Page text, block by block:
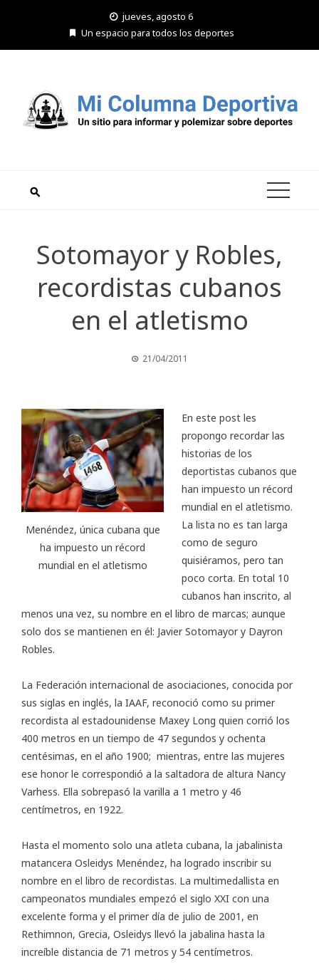
jueves, agosto 6
Un espacio para todos los deportes
Sotomayor y Robles,
recordistas cubanos
en el atletismo
21/04/2011
Menéndez, única cubana que
ha impuesto un récord
mundial en el atletismo
En este post les
propongo recordar las
historias de los
deportistas cubanos que
han impuesto un récord
mundial en el atletismo.
La lista no es tan larga
como de seguro
quisiéramos, pero tan
poco corta. En total 10
cubanos han inscrito, al
menos una vez, su nombre en el libro de marcas; aunque
solo dos se mantienen en él: Javier Sotomayor y Dayron
Robles.
La Federación internacional de asociaciones, conocida por
sus siglas en inglés, la IAAF, reconoció como su primer
recordista al estadounidense Maxey Long quien corrió los
400 metros en un tiempo de 47 segundos y ochenta
centésimas, en el año 1900; mientras, entre las mujeres
ese honor le correspondió a la saltadora de altura Nancy
Varhess. Ella sobrepasó la varilla a 1 metro y 46
centímetros, en 1922.
Hasta el momento solo una atleta cubana, la jabalinista
matancera Osleidys Menéndez, ha logrado inscribir su
nombre en el libro de recordistas. La multimedallista en
campeonatos mundiales empezó el siglo XXI con una
excelente forma y el primer día de julio de 2001, en
Rethimnon, Grecia, Osleidys llevó la jabalina hasta la
increíble distancia de 71 metros y 54 centímetros.